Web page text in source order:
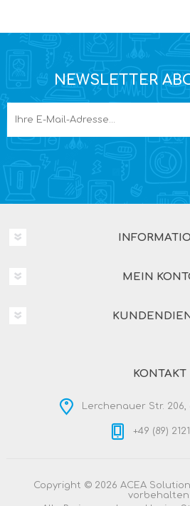
NEWSLETTER
MEIN
KONTAKT
Lerchenauer Str.
+49 (89)
Copyright © 2026 ACEA
vorbehalten.